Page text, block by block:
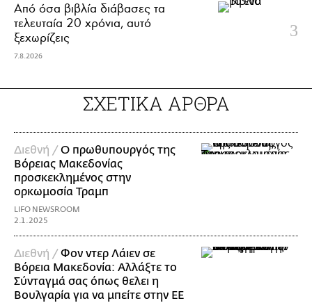
Από όσα βιβλία διάβασες τα
τελευταία 20 χρόνια, αυτό
ξεχωρίζεις
7.8.2026
ΣΧΕΤΙΚΑ ΑΡΘΡΑ
Διεθνή / O πρωθυπουργός της
Βόρειας Μακεδονίας
προσκεκλημένος στην
ορκωμοσία Τραμπ
LIFO NEWSROOM
2.1.2025
Διεθνή / Φον ντερ Λάιεν σε
Βόρεια Μακεδονία: Αλλάξτε το
Σύνταγμά σας όπως θελει η
Βουλγαρία για να μπείτε στην ΕΕ